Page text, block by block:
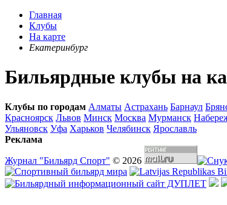
Главная
Клубы
На карте
Eкатеринбург
Бильярдные клубы на
Клубы по городам Алматы Астрахань Барнаул
Красноярск Львов Минск Москва Мурманск
Ульяновск Уфа Харьков Челябинск Ярославль
Реклама
Журнал "Бильярд Спорт" © 2026